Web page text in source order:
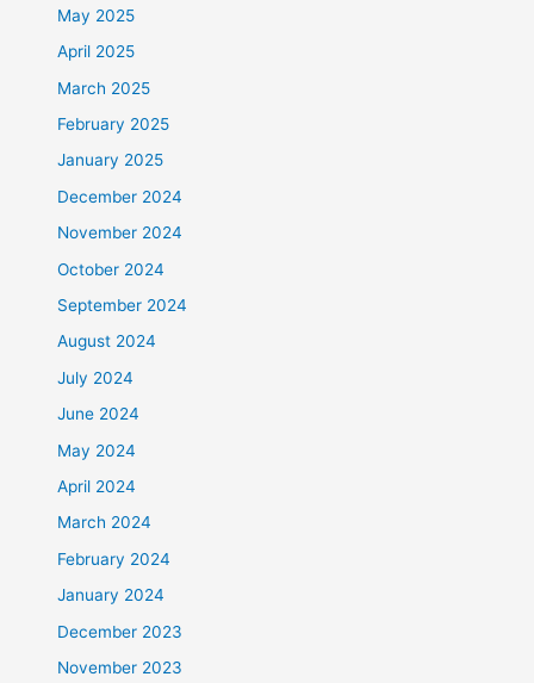
May 2025
April 2025
March 2025
February 2025
January 2025
December 2024
November 2024
October 2024
September 2024
August 2024
July 2024
June 2024
May 2024
April 2024
March 2024
February 2024
January 2024
December 2023
November 2023